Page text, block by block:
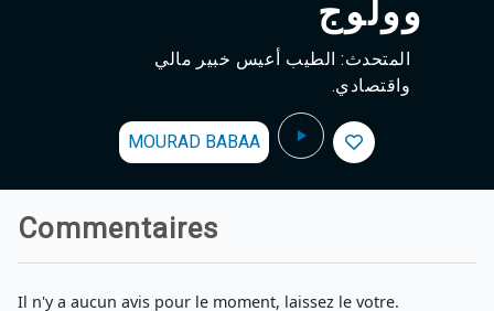
وولوج
المتحدث: الطيب أعيس خبير مالي
واقتصادي.
MOURAD BABAA
Commentaires
Il n'y a aucun avis pour le moment, laissez le votre.